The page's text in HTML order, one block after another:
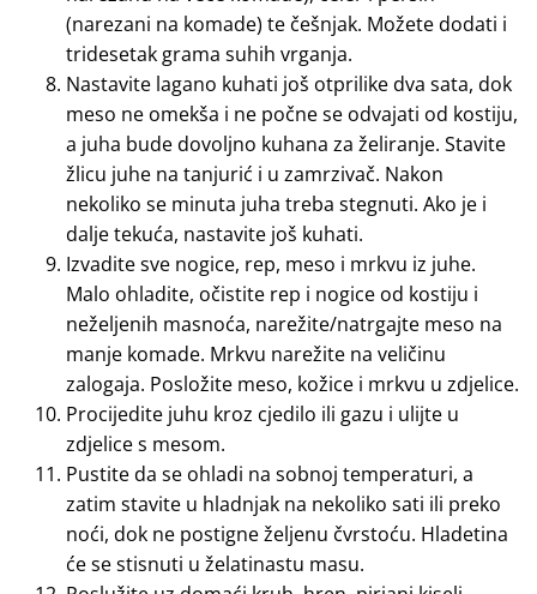
(narezani na komade) te češnjak. Možete dodati i
tridesetak grama suhih vrganja.
Nastavite lagano kuhati još otprilike dva sata, dok
meso ne omekša i ne počne se odvajati od kostiju,
a juha bude dovoljno kuhana za želiranje. Stavite
žlicu juhe na tanjurić i u zamrzivač. Nakon
nekoliko se minuta juha treba stegnuti. Ako je i
dalje tekuća, nastavite još kuhati.
Izvadite sve nogice, rep, meso i mrkvu iz juhe.
Malo ohladite, očistite rep i nogice od kostiju i
neželjenih masnoća, narežite/natrgajte meso na
manje komade. Mrkvu narežite na veličinu
zalogaja. Posložite meso, kožice i mrkvu u zdjelice.
Procijedite juhu kroz cjedilo ili gazu i ulijte u
zdjelice s mesom.
Pustite da se ohladi na sobnoj temperaturi, a
zatim stavite u hladnjak na nekoliko sati ili preko
noći, dok ne postigne željenu čvrstoću. Hladetina
će se stisnuti u želatinastu masu.